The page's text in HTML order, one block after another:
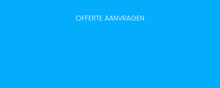
OFFERTE AANVRAGEN